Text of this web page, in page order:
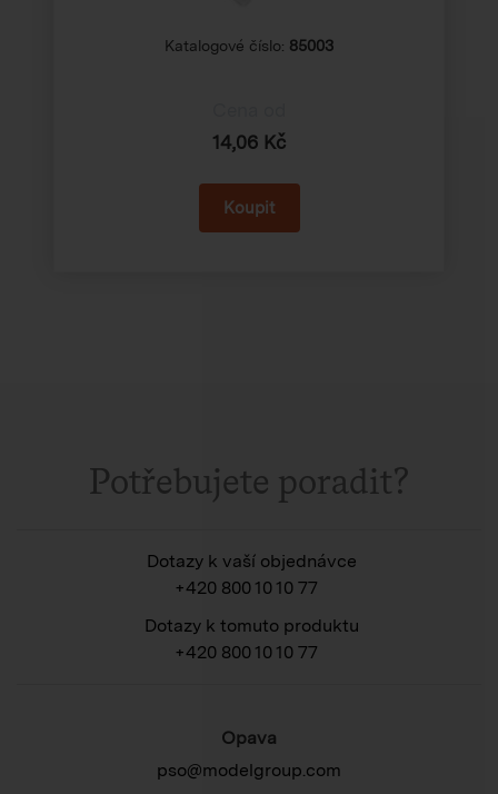
Katalogové číslo: 85003
14,06 Kč
Potřebujete poradit?
Dotazy k vaší objednávce
+420 800 10 10 77
Dotazy k tomuto produktu
+420 800 10 10 77
Opava
pso@modelgroup.com